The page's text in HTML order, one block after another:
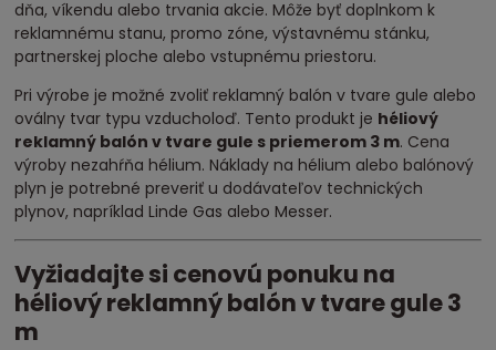
dňa, víkendu alebo trvania akcie. Môže byť doplnkom k
reklamnému stanu, promo zóne, výstavnému stánku,
partnerskej ploche alebo vstupnému priestoru.
Pri výrobe je možné zvoliť reklamný balón v tvare gule alebo
oválny tvar typu vzducholoď. Tento produkt je héliový
reklamný balón v tvare gule s priemerom 3 m. Cena
výroby nezahŕňa hélium. Náklady na hélium alebo balónový
plyn je potrebné preveriť u dodávateľov technických
plynov, napríklad Linde Gas alebo Messer.
Vyžiadajte si cenovú ponuku na
héliový reklamný balón v tvare gule 3
m